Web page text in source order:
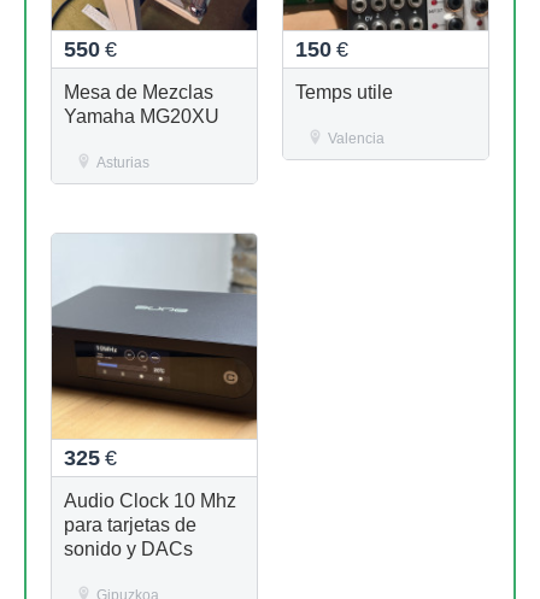
550 €
Mesa de Mezclas
Yamaha MG20XU
Asturias
150 €
Temps utile
Valencia
325 €
Audio Clock 10 Mhz
para tarjetas de
sonido y DACs
Gipuzkoa